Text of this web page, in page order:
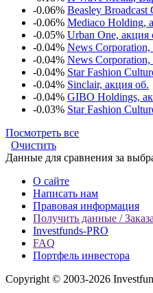
-0.06% Beasley Broadcast
-0.06% Mediaco Holding,
-0.05% Urban One, акция
-0.04% News Corporation,
-0.04% News Corporation,
-0.04% Star Fashion
-0.04% Sinclair, акция об.
-0.04% GIBO Holdings,
-0.03% Star Fashion
Посмотреть все
Очистить
Данные для сравнения за
О сайте
Написать нам
Правовая информация
Получить данные /
Investfunds-PRO
FAQ
Портфель инвестора
Copyright © 2003-2026